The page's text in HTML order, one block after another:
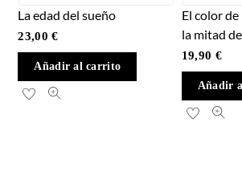
La edad del sueño
23,00€
Añadir al carrito
El color de
la mitad
19,90 €
Añadir